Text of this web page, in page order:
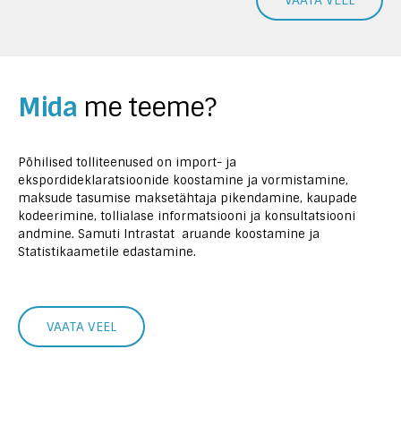
Mida me teeme?
Põhilised tolliteenused on import- ja
ekspordideklaratsioonide koostamine ja vormistamine,
maksude tasumise maksetähtaja pikendamine, kaupade
kodeerimine, tollialase informatsiooni ja konsultatsiooni
andmine. Samuti Intrastat aruande koostamine ja
Statistikaametile edastamine.
VAATA VEEL